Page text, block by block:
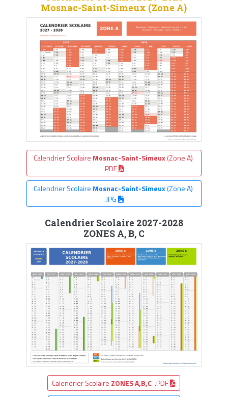
Mosnac-Saint-Simeux (Zone A)
Calendrier Scolaire Mosnac-Saint-Simeux(Zone A)
.PDF
Calendrier Scolaire Mosnac-Saint-Simeux(Zone A)
.JPG
Calendrier Scolaire 2027-2028
ZONES A, B, C
Calendrier Scolaire ZONES A,B,C .PDF